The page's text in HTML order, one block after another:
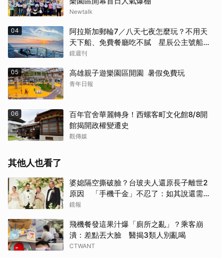
Newtalk
04
阿拉斯加郵輪7／八天七夜怎麼玩？不用天
天下船、免費餐廳吃不膩 星辰公主號船上
一日生活公開
鏡週刊
05 高雄親子遊樂園區開園 暑假免費玩
青年日報
06
百年官舍華麗轉身！西螺客町文化館8/8開
館揭開政權變遷史
觀傳媒
其他人也看了
婆媳隔空撕破臉？台玻夫人還原長子離世2
原因 「手機千金」不忍了：如其說還需要
離開嗎？
鏡報
飛機餐發這果汁爆「廁所之亂」？乘客崩
潰：差點丟大臉 醫揭3類人別亂喝
CTWANT